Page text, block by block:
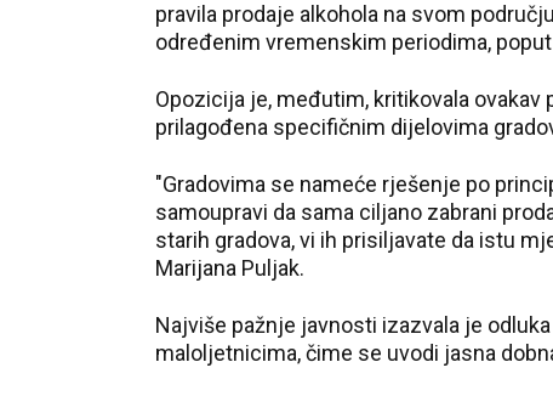
pravila prodaje alkohola na svom
određenim vremenskim periodima,
Opozicija je, međutim, kritikovala
prilagođena specifičnim dijelovima
"Gradovima se nameće rješenje po
samoupravi da sama ciljano zabrani
starih gradova, vi ih prisiljavate da istu
Marijana Puljak.
Najviše pažnje javnosti izazvala je
maloljetnicima, čime se uvodi jasna